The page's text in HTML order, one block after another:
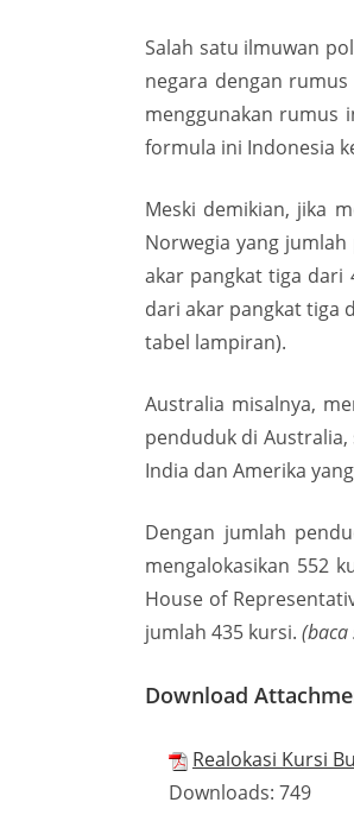
Salah satu ilmuwan
negara dengan
menggunakan rumus
formula ini Indonesia
Meski demikian, jika
Norwegia yang
akar pangkat tiga dari
dari akar pangkat tiga
tabel lampiran).
Australia misalnya,
penduduk di Australia,
India dan Amerika
Dengan jumlah
mengalokasikan 552
House of
jumlah 435 kursi.
Download
Realokasi Kursi
Downloads: 749